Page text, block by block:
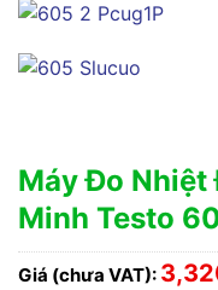
Máy Đo Nhiệt
Minh Testo
Giá (chưa VAT):